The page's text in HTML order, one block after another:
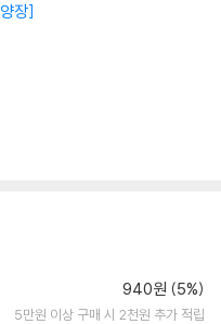
양장
940원 (5%)
5만원 이상 구매 시 2천원 추가 적립